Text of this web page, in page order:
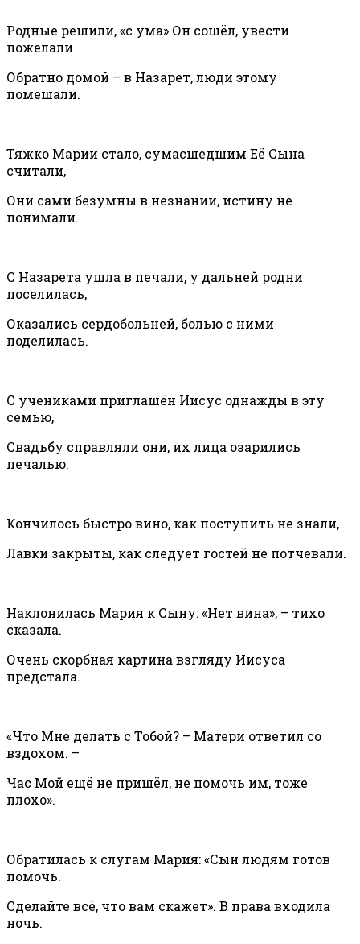
Родные решили, «с ума» Он сошёл, увести
пожелали
Обратно домой – в Назарет, люди этому
помешали.
Тяжко Марии стало, сумасшедшим Её Сына
считали,
Они сами безумны в незнании, истину не
понимали.
С Назарета ушла в печали, у дальней родни
поселилась,
Оказались сердобольней, болью с ними
поделилась.
С учениками приглашён Иисус однажды в эту
семью,
Свадьбу справляли они, их лица озарились
печалью.
Кончилось быстро вино, как поступить не знали,
Лавки закрыты, как следует гостей не потчевали.
Наклонилась Мария к Сыну: «Нет вина», – тихо
сказала.
Очень скорбная картина взгляду Иисуса
предстала.
«Что Мне делать с Тобой? – Матери ответил со
вздохом. –
Час Мой ещё не пришёл, не помочь им, тоже
плохо».
Обратилась к слугам Мария: «Сын людям готов
помочь.
Сделайте всё, что вам скажет». В права входила
ночь.